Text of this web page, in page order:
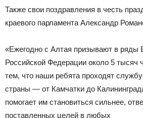
Также свои поздравления в честь
краевого парламента Александр
«Ежегодно с Алтая призывают в ряды
Российской Федерации около 5 тысяч
тем, что наши ребята проходят
страны — от Камчатки до
помогает им становиться сильнее,
поставленных целей в любых